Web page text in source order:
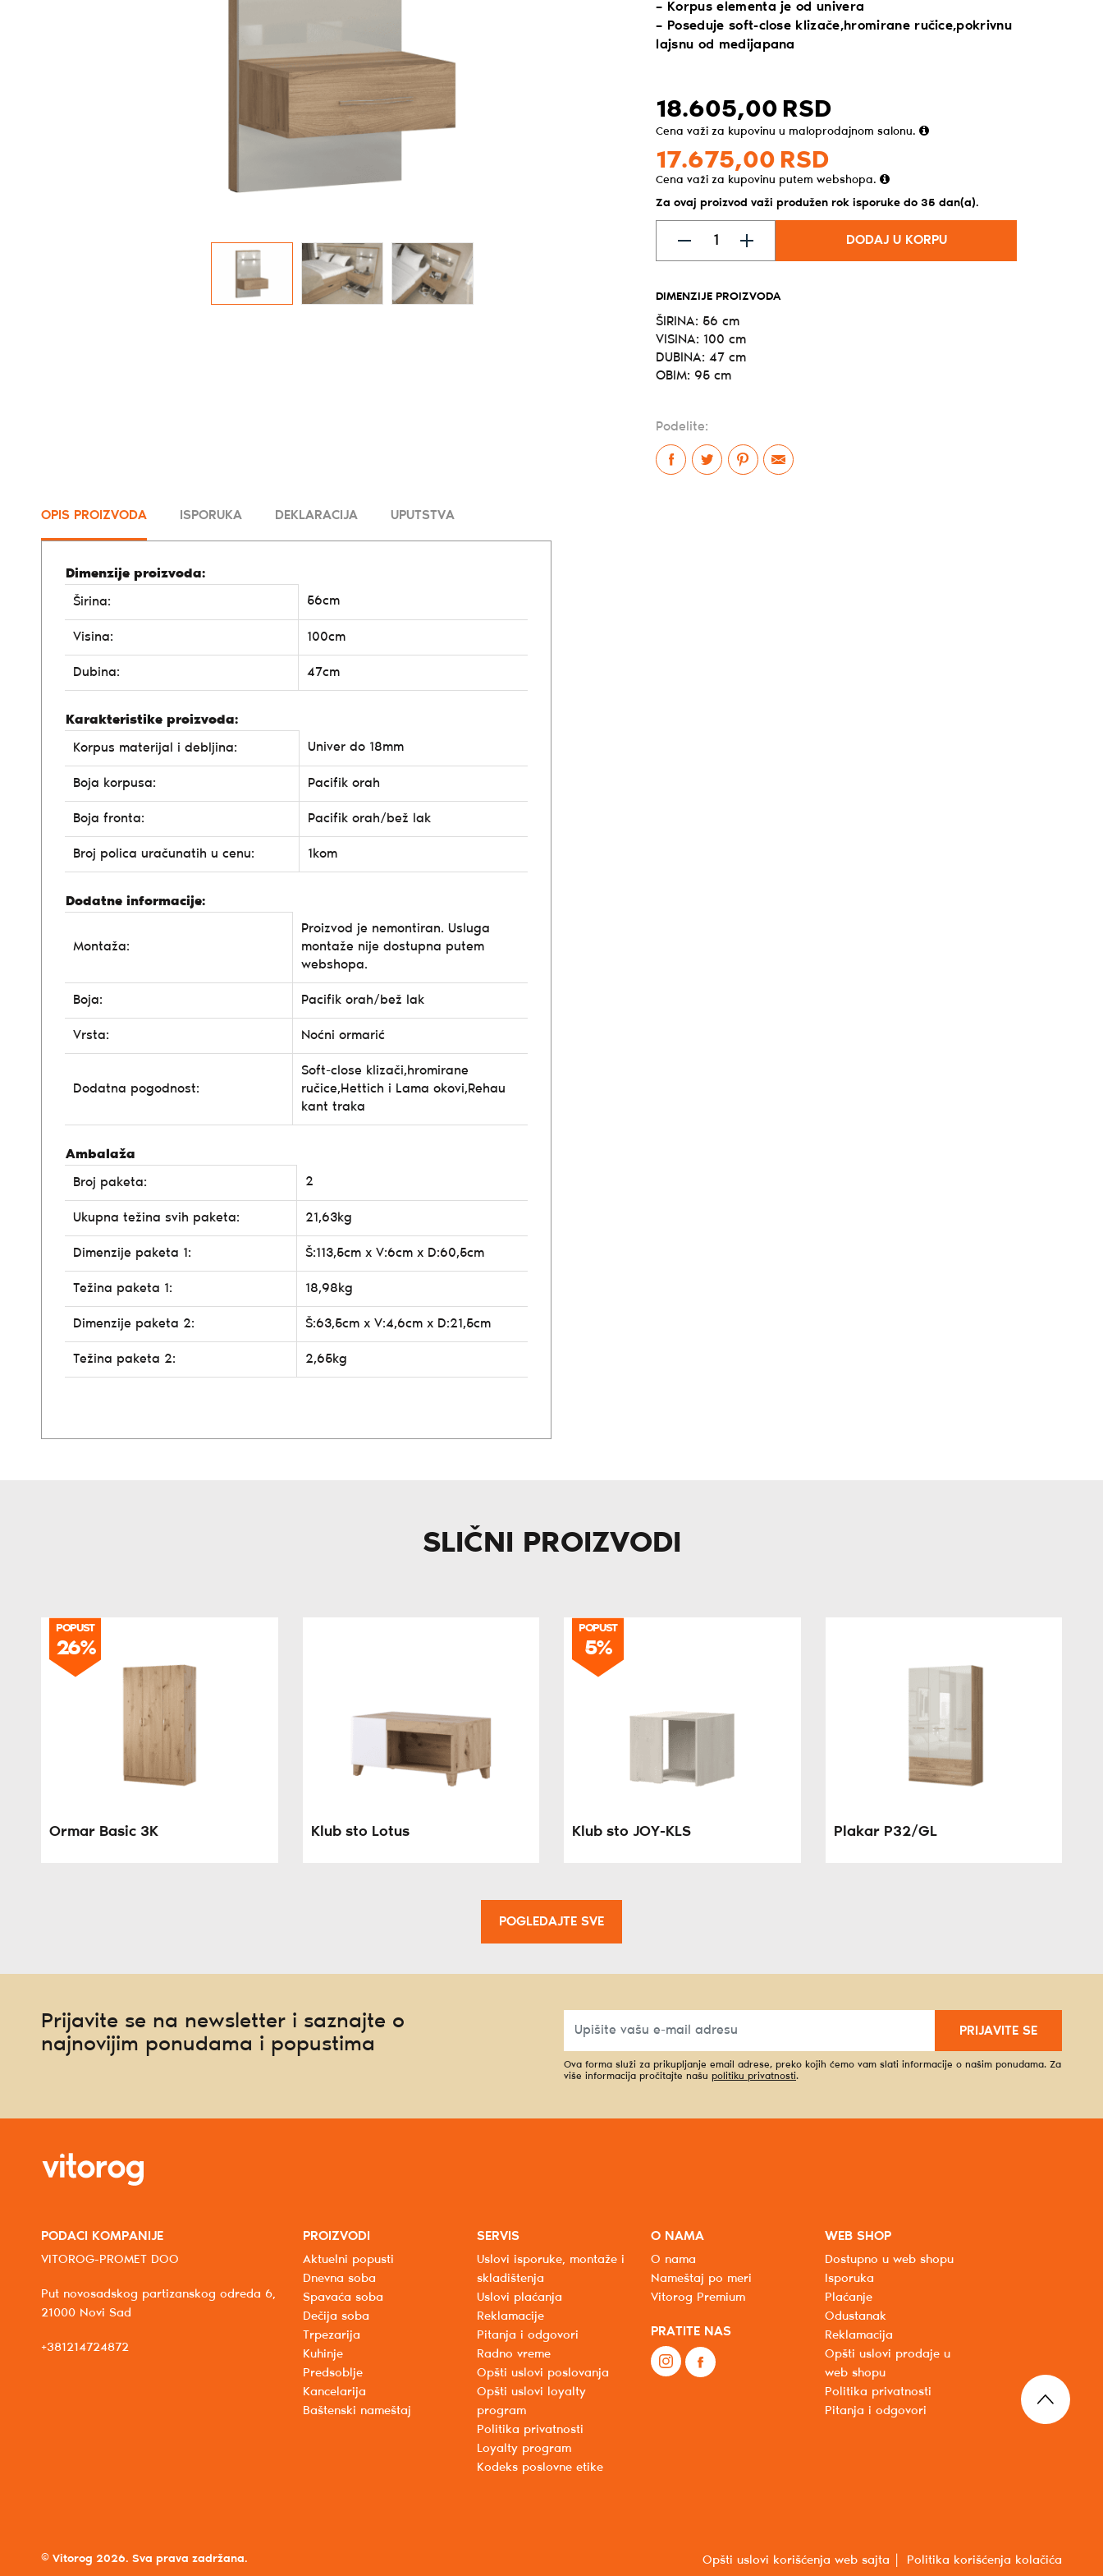
– Korpus elementa je od univera
– Poseduje soft-close klizače,hromirane ručice,pokrivnu
lajsnu od medijapana
18.605,00 RSD
Cena važi za kupovinu u maloprodajnom salonu.
17.675,00 RSD
Cena važi za kupovinu putem webshopa.
Za ovaj proizvod važi produžen rok isporuke do 35 dan(a).
DODAJ U KORPU
DIMENZIJE PROIZVODA
ŠIRINA: 56 cm
VISINA: 100 cm
DUBINA: 47 cm
OBIM: 95 cm
Podelite:
OPIS PROIZVODA ISPORUKA DEKLARACIJA UPUTSTVA
Dimenzije proizvoda:
Širina:
56cm
Visina: 100cm
Dubina: 47cm
Karakteristike proizvoda:
Korpus materijal i debljina:
Univer do 18mm
Boja korpusa: Pacifik orah
Boja fronta: Pacifik orah/bež lak
Broj polica uračunatih u cenu: 1kom
Dodatne informacije:
Montaža:
Proizvod je nemontiran. Usluga
montaže nije dostupna putem
webshopa.
Boja: Pacifik orah/bež lak
Vrsta: Noćni ormarić
Dodatna pogodnost:
Soft-close klizači,hromirane
ručice,Hettich i Lama okovi,Rehau
kant traka
Ambalaža
Broj paketa:
2
Ukupna težina svih paketa: 21,63kg
Dimenzije paketa 1: Š:113,5cm x V:6cm x D:60,5cm
Težina paketa 1: 18,98kg
Dimenzije paketa 2: Š:63,5cm x V:4,6cm x D:21,5cm
Težina paketa 2: 2,65kg
SLIČNI PROIZVODI
POPUST
26%
Ormar Basic 3K Klub sto Lotus
POPUST
5%
Klub sto JOY-KLS Plakar P32/GL
POGLEDAJTE SVE
Prijavite se na newsletter i saznajte o
najnovijim ponudama i popustima
PRIJAVITE SE
Ova forma služi za prikupljanje email adrese, preko kojih ćemo vam slati informacije o našim ponudama. Za
više informacija pročitajte našu politiku privatnosti.
PODACI KOMPANIJE
VITOROG-PROMET DOO
Put novosadskog partizanskog odreda 6,
21000 Novi Sad
+381214724872
PROIZVODI
Aktuelni popusti
Dnevna soba
Spavaća soba
Dečija soba
Trpezarija
Kuhinje
Predsoblje
Kancelarija
Baštenski nameštaj
SERVIS
Uslovi isporuke, montaže i
skladištenja
Uslovi plaćanja
Reklamacije
Pitanja i odgovori
Radno vreme
Opšti uslovi poslovanja
Opšti uslovi loyalty
program
Politika privatnosti
Loyalty program
Kodeks poslovne etike
O NAMA
O nama
Nameštaj po meri
Vitorog Premium
PRATITE NAS
WEB SHOP
Dostupno u web shopu
Isporuka
Plaćanje
Odustanak
Reklamacija
Opšti uslovi prodaje u
web shopu
Politika privatnosti
Pitanja i odgovori
© Vitorog 2026. Sva prava zadržana. Opšti uslovi korišćenja web sajta Politika korišćenja kolačića